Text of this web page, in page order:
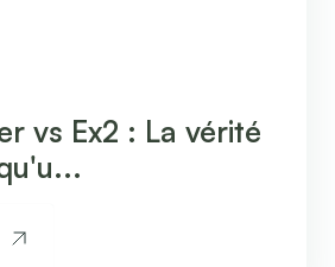
vs Ex2 : La vérité